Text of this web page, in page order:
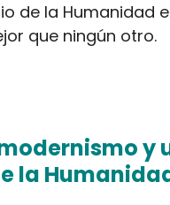
de la Humanidad
que ningún otro.
y
la